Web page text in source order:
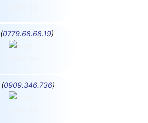
(0779.68.68.19)
(0909.346.736)